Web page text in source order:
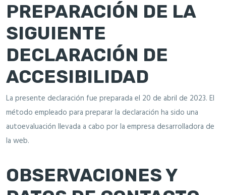
PREPARACIÓN DE LA
SIGUIENTE
DECLARACIÓN DE
ACCESIBILIDAD
La presente declaración fue preparada el 20 de abril de 2023. El
método empleado para preparar la declaración ha sido una
autoevaluación llevada a cabo por la empresa desarrolladora de
la web.
OBSERVACIONES Y